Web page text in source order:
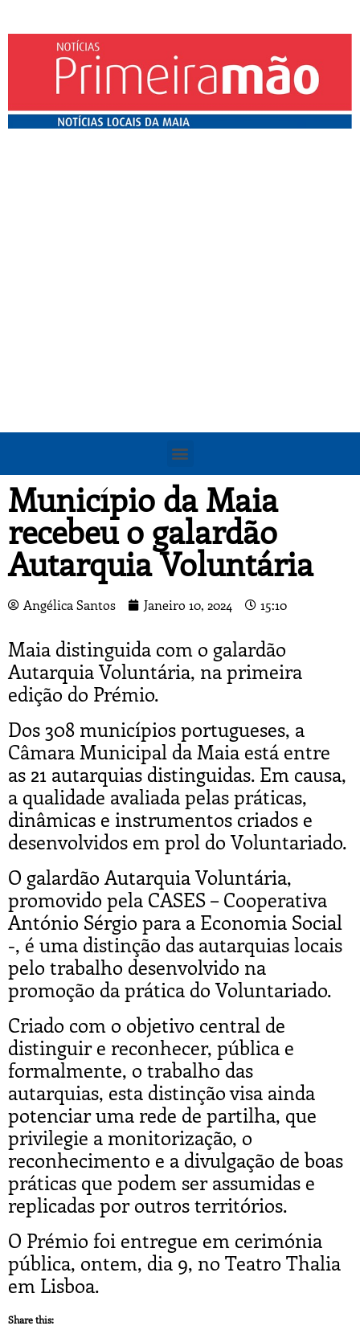
Município da Maia
recebeu o galardão
Autarquia Voluntária
Angélica Santos Janeiro 10, 2024 15:10
Maia distinguida com o galardão
Autarquia Voluntária, na primeira
edição do Prémio.
Dos 308 municípios portugueses, a
Câmara Municipal da Maia está entre
as 21 autarquias distinguidas. Em causa,
a qualidade avaliada pelas práticas,
dinâmicas e instrumentos criados e
desenvolvidos em prol do Voluntariado.
O galardão Autarquia Voluntária,
promovido pela CASES – Cooperativa
António Sérgio para a Economia Social
-, é uma distinção das autarquias locais
pelo trabalho desenvolvido na
promoção da prática do Voluntariado.
Criado com o objetivo central de
distinguir e reconhecer, pública e
formalmente, o trabalho das
autarquias, esta distinção visa ainda
potenciar uma rede de partilha, que
privilegie a monitorização, o
reconhecimento e a divulgação de boas
práticas que podem ser assumidas e
replicadas por outros territórios.
O Prémio foi entregue em cerimónia
pública, ontem, dia 9, no Teatro Thalia
em Lisboa.
Share this: